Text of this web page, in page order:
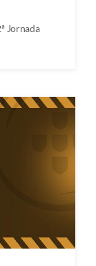
Jornada